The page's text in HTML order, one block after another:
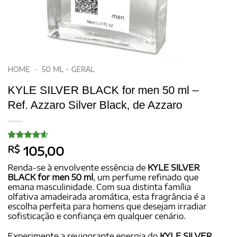
HOME - 50 ML - GERAL
KYLE SILVER BLACK for men 50 ml –
Ref. Azzaro Silver Black, de Azzaro
Avaliado
como4.6
de 5, com
baseado
em
15
avaliações
de clientes
R$ 105,00
Renda-se à envolvente essência de KYLE SILVER
BLACK for men 50 ml, um perfume refinado que
emana masculinidade. Com sua distinta família
olfativa amadeirada aromática, esta fragrância é a
escolha perfeita para homens que desejam irradiar
sofisticação e confiança em qualquer cenário.